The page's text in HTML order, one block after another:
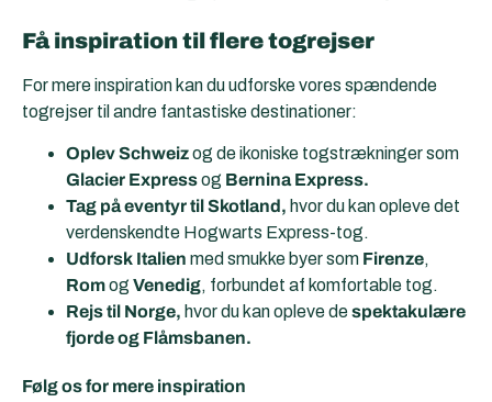
Få inspiration til flere togrejser
For mere inspiration kan du udforske vores spændende
togrejser til andre fantastiske destinationer:
Oplev Schweizog de ikoniske togstrækninger som
Glacier Expressog Bernina Express.
Tag på eventyr til Skotland, hvor du kan opleve det
verdenskendte Hogwarts Express-tog.
Udforsk Italien med smukke byer som Firenze,
Romog Venedig, forbundet af komfortable tog.
Rejs til Norge, hvor du kan opleve despektakulære
fjorde og Flåmsbanen.
Følg os for mere inspiration